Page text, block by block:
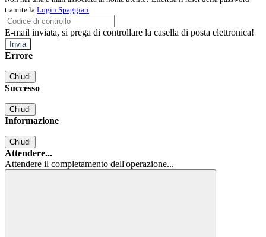
tramite la Login Spaggiari
E-mail inviata, si prega di controllare la casella di posta elettronica!
Errore
Chiudi
Successo
Chiudi
Informazione
Chiudi
Attendere...
Attendere il completamento dell'operazione...